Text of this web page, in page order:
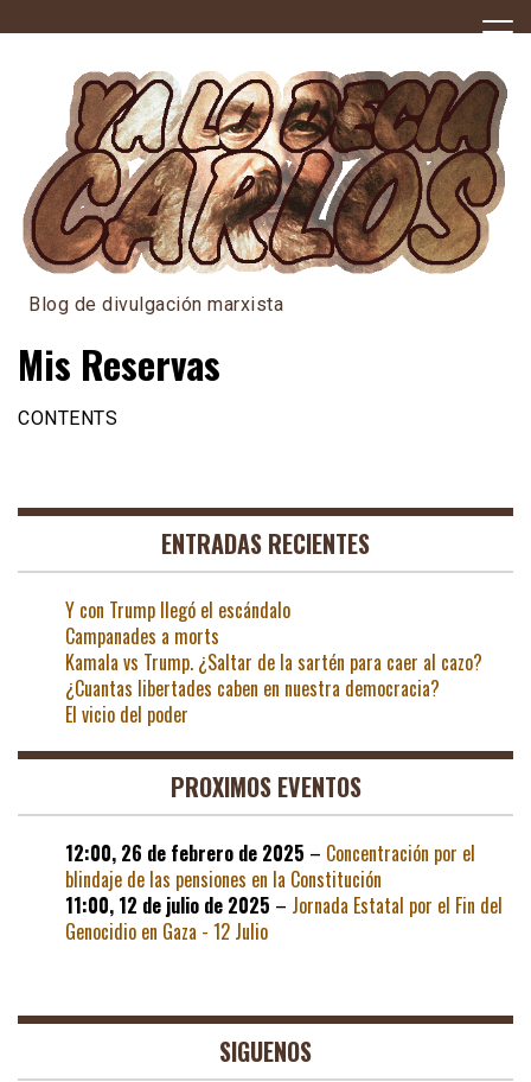
to
Blog de divulgación marxista
Mis Reservas
CONTENTS
ENTRADAS RECIENTES
Y con Trump llegó el escándalo
Campanades a morts
Kamala vs Trump. ¿Saltar de la sartén para caer al cazo?
¿Cuantas libertades caben en nuestra democracia?
El vicio del poder
PROXIMOS EVENTOS
12:00, 26 de febrero de 2025 – Concentración por el
blindaje de las pensiones en la Constitución
11:00, 12 de julio de 2025 – Jornada Estatal por el Fin del
Genocidio en Gaza - 12 Julio
SIGUENOS